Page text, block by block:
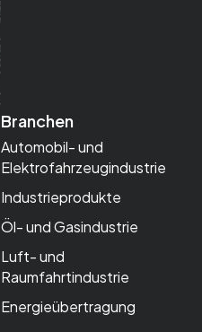
Branchen
Automobil- und
Elektrofahrzeugindustrie
Industrieprodukte
Öl- und Gasindustrie
Luft- und
Raumfahrtindustrie
Energieübertragung